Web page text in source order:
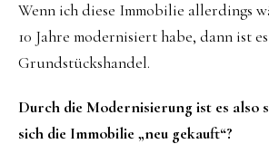
Wenn ich diese Immobilie allerdings
10 Jahre modernisiert habe, dann ist
Grundstückshandel.
Durch die Modernisierung ist es also
sich die Immobilie „neu gekauft“?